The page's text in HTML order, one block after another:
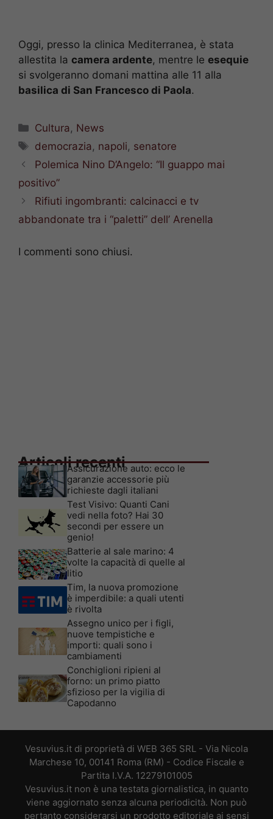
Oggi, presso la clinica Mediterranea, è stata
allestita la camera ardente, mentre le esequie
si svolgeranno domani mattina alle 11 alla
basilica di San Francesco di Paola.
Categorie
Cultura, News
Tag
democrazia, napoli, senatore
Polemica Nino D’Angelo: “Il guappo mai
positivo”
Rifiuti ingombranti: calcinacci e tv
abbandonate tra i “paletti” dell’ Arenella
I commenti sono chiusi.
Articoli recenti
Assicurazione auto: ecco le
garanzie accessorie più
richieste dagli italiani
Test Visivo: Quanti Cani
vedi nella foto? Hai 30
secondi per essere un
genio!
Batterie al sale marino: 4
volte la capacità di quelle al
litio
Tim, la nuova promozione
è imperdibile: a quali utenti
è rivolta
Assegno unico per i figli,
nuove tempistiche e
importi: quali sono i
cambiamenti
Conchiglioni ripieni al
forno: un primo piatto
sfizioso per la vigilia di
Capodanno
Vesuvius.it di proprietà di WEB 365 SRL - Via Nicola
Marchese 10, 00141 Roma (RM) - Codice Fiscale e
Partita I.V.A. 12279101005
Vesuvius.it non è una testata giornalistica, in quanto
viene aggiornato senza alcuna periodicità. Non può
pertanto considerarsi un prodotto editoriale ai sensi